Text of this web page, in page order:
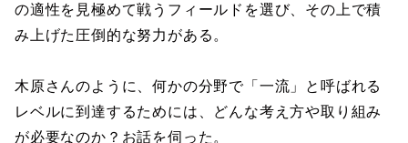
の適性を見極めて戦うフィールドを選び、その上で積
み上げた圧倒的な努力がある。
木原さんのように、何かの分野で「一流」と呼ばれる
レベルに到達するためには、どんな考え方や取り組み
が必要なのか？お話を伺った。